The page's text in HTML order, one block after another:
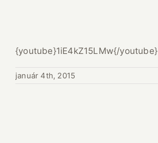
{youtube}1iE4kZ15LMw{/youtube}
január 4th, 2015